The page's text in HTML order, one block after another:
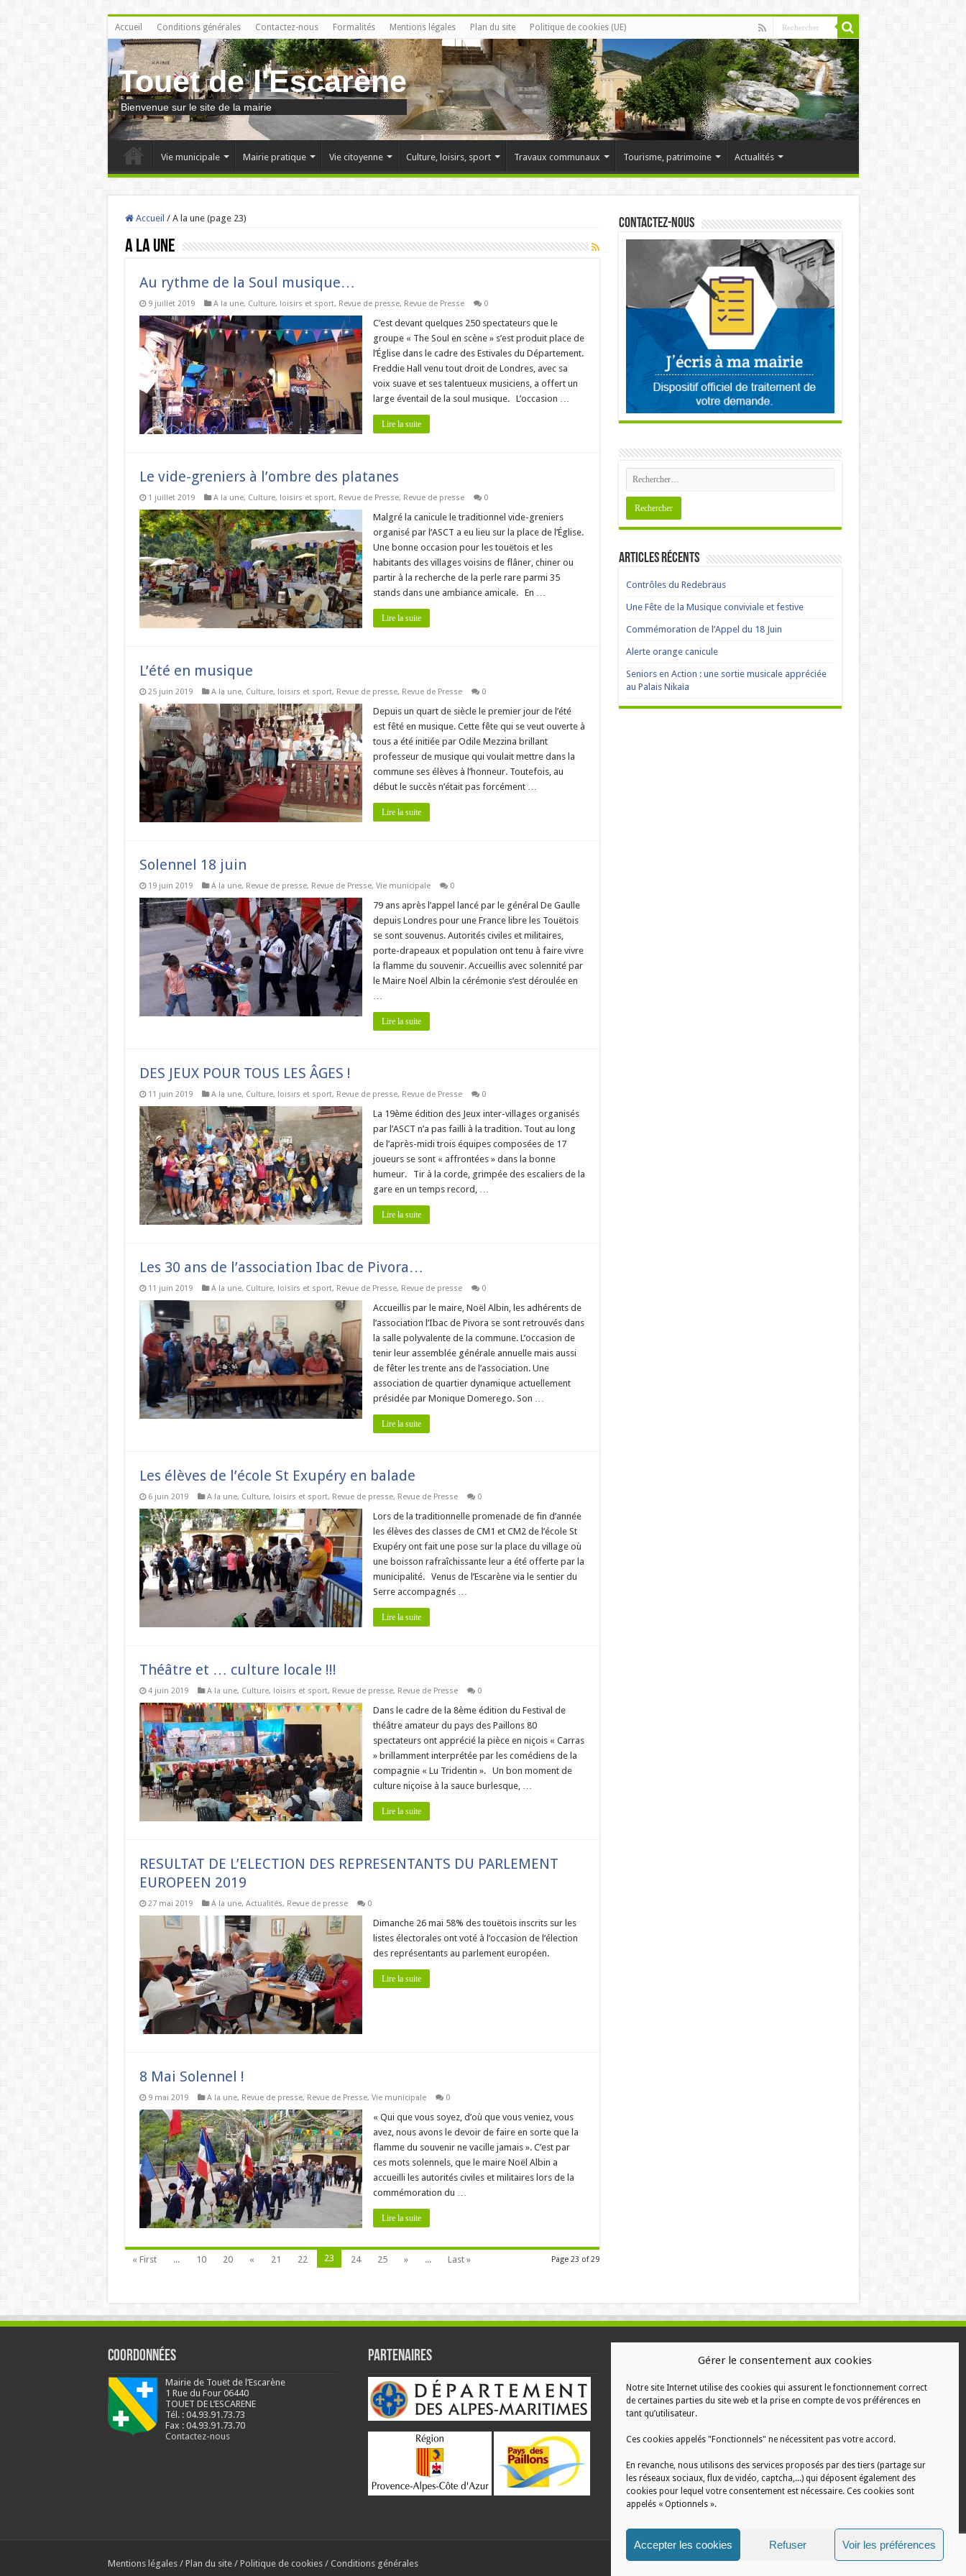
Gérer le consentement aux cookies
Notre site Internet utilise des cookies qui assurent le fonctionnement correct
de certaines parties du site web et la prise en compte de vos préférences en
tant qu’utilisateur.
Ces cookies appelés "Fonctionnels" ne nécessitent pas votre accord.
En revanche, nous utilisons des services proposés par des tiers (partage sur
les réseaux sociaux, flux de vidéo, captcha,...) qui déposent également des
cookies pour lequel votre consentement est nécessaire. Ces cookies sont
appelés « Optionnels ».
Accepter les cookies Refuser Voir les préférences
Accueil Conditions générales Contactez-nous Formalités Mentions légales Plan du site Politique de cookies (UE)
Touet de l'Escarène
Bienvenue sur le site de la mairie
Vie municipale Mairie pratique Vie citoyenne Culture, loisirs, sport Travaux communaux Tourisme, patrimoine Actualités
Accueil / A la une (page 23)
A la une
Au rythme de la Soul musique…
9 juillet 2019 A la une, Culture, loisirs et sport, Revue de presse, Revue de Presse 0
C’est devant quelques 250 spectateurs que le
groupe « The Soul en scène » s’est produit place de
l’Église dans le cadre des Estivales du Département.
Freddie Hall venu tout droit de Londres, avec sa
voix suave et ses talentueux musiciens, a offert un
large éventail de la soul musique. L’occasion …
Lire la suite
Le vide-greniers à l’ombre des platanes
1 juillet 2019 A la une, Culture, loisirs et sport, Revue de Presse, Revue de presse 0
Malgré la canicule le traditionnel vide-greniers
organisé par l’ASCT a eu lieu sur la place de l’Église.
Une bonne occasion pour les touëtois et les
habitants des villages voisins de flâner, chiner ou
partir à la recherche de la perle rare parmi 35
stands dans une ambiance amicale. En …
Lire la suite
L’été en musique
25 juin 2019 A la une, Culture, loisirs et sport, Revue de presse, Revue de Presse 0
Depuis un quart de siècle le premier jour de l’été
est fêté en musique. Cette fête qui se veut ouverte à
tous a été initiée par Odile Mezzina brillant
professeur de musique qui voulait mettre dans la
commune ses élèves à l’honneur. Toutefois, au
début le succès n’était pas forcément …
Lire la suite
Solennel 18 juin
19 juin 2019 A la une, Revue de presse, Revue de Presse, Vie municipale 0
79 ans après l’appel lancé par le général De Gaulle
depuis Londres pour une France libre les Touëtois
se sont souvenus. Autorités civiles et militaires,
porte-drapeaux et population ont tenu à faire vivre
la flamme du souvenir. Accueillis avec solennité par
le Maire Noël Albin la cérémonie s’est déroulée en
…
Lire la suite
DES JEUX POUR TOUS LES ÂGES !
11 juin 2019 A la une, Culture, loisirs et sport, Revue de presse, Revue de Presse 0
La 19ème édition des Jeux inter-villages organisés
par l’ASCT n’a pas failli à la tradition. Tout au long
de l’après-midi trois équipes composées de 17
joueurs se sont « affrontées » dans la bonne
humeur. Tir à la corde, grimpée des escaliers de la
gare en un temps record, …
Lire la suite
Les 30 ans de l’association Ibac de Pivora…
11 juin 2019 A la une, Culture, loisirs et sport, Revue de Presse, Revue de presse 0
Accueillis par le maire, Noël Albin, les adhérents de
l’association l’Ibac de Pivora se sont retrouvés dans
la salle polyvalente de la commune. L’occasion de
tenir leur assemblée générale annuelle mais aussi
de fêter les trente ans de l’association. Une
association de quartier dynamique actuellement
présidée par Monique Domerego. Son …
Lire la suite
Les élèves de l’école St Exupéry en balade
6 juin 2019 A la une, Culture, loisirs et sport, Revue de presse, Revue de Presse 0
Lors de la traditionnelle promenade de fin d’année
les élèves des classes de CM1 et CM2 de l’école St
Exupéry ont fait une pose sur la place du village où
une boisson rafraîchissante leur a été offerte par la
municipalité. Venus de l’Escarène via le sentier du
Serre accompagnés …
Lire la suite
Théâtre et … culture locale !!!
4 juin 2019 A la une, Culture, loisirs et sport, Revue de presse, Revue de Presse 0
Dans le cadre de la 8ème édition du Festival de
théâtre amateur du pays des Paillons 80
spectateurs ont apprécié la pièce en niçois « Carras
» brillamment interprétée par les comédiens de la
compagnie « Lu Tridentin ». Un bon moment de
culture niçoise à la sauce burlesque, …
Lire la suite
RESULTAT DE L’ELECTION DES REPRESENTANTS DU PARLEMENT
EUROPEEN 2019
27 mai 2019 A la une, Actualités, Revue de presse 0
Dimanche 26 mai 58% des touëtois inscrits sur les
listes électorales ont voté à l’occasion de l’élection
des représentants au parlement européen.
Lire la suite
8 Mai Solennel !
9 mai 2019 A la une, Revue de presse, Revue de Presse, Vie municipale 0
« Qui que vous soyez, d’où que vous veniez, vous
avez, nous avons le devoir de faire en sorte que la
flamme du souvenir ne vacille jamais ». C’est par
ces mots solennels, que le maire Noël Albin a
accueilli les autorités civiles et militaires lors de la
commémoration du …
Lire la suite
Page 23 of 29
« First ... 10 20 « 21 22 23 24 25 » ... Last »
Contactez-nous
Articles récents
Contrôles du Redebraus
Une Fête de la Musique conviviale et festive
Commémoration de l’Appel du 18 Juin
Alerte orange canicule
Seniors en Action : une sortie musicale appréciée
au Palais Nikaïa
Coordonnées
Mairie de Touët de l’Escarène
1 Rue du Four 06440
TOUET DE L’ESCARENE
Tél. : 04.93.91.73.73
Fax : 04.93.91.73.70
Contactez-nous
Partenaires
Mentions légales/ Plan du site/ Politique de cookies/ Conditions générales